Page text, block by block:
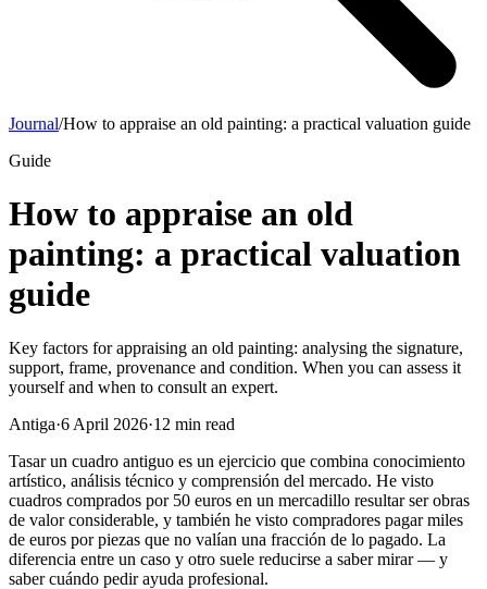
Journal/How to appraise an old painting: a practical valuation guide
Guide
How to appraise an old
painting: a practical valuation
guide
Key factors for appraising an old painting: analysing the signature,
support, frame, provenance and condition. When you can assess it
yourself and when to consult an expert.
Antiga·6 April 2026·12 min read
Tasar un cuadro antiguo es un ejercicio que combina conocimiento
artístico, análisis técnico y comprensión del mercado. He visto
cuadros comprados por 50 euros en un mercadillo resultar ser obras
de valor considerable, y también he visto compradores pagar miles
de euros por piezas que no valían una fracción de lo pagado. La
diferencia entre un caso y otro suele reducirse a saber mirar — y
saber cuándo pedir ayuda profesional.